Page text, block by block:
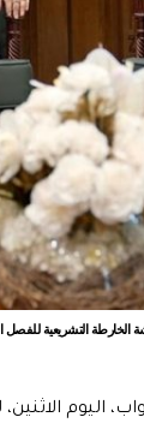
التشريعية للفصل
اليوم